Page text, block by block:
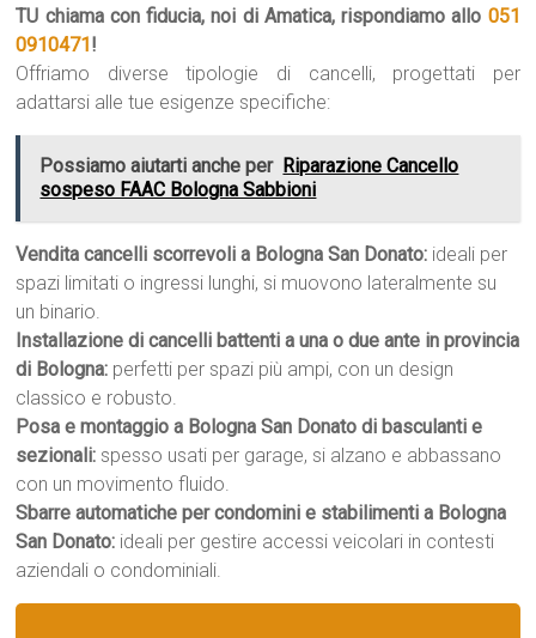
TU chiama con fiducia, noi di Amatica, rispondiamo allo 051
0910471!
Offriamo diverse tipologie di cancelli, progettati per
adattarsi alle tue esigenze specifiche:
Possiamo aiutarti anche per Riparazione Cancello
sospeso FAAC Bologna Sabbioni
Vendita cancelli scorrevoli a Bologna San Donato: ideali per
spazi limitati o ingressi lunghi, si muovono lateralmente su
un binario.
Installazione di cancelli battenti a una o due ante in provincia
di Bologna: perfetti per spazi più ampi, con un design
classico e robusto.
Posa e montaggio a Bologna San Donato di basculanti e
sezionali: spesso usati per garage, si alzano e abbassano
con un movimento fluido.
Sbarre automatiche per condomini e stabilimenti a Bologna
San Donato: ideali per gestire accessi veicolari in contesti
aziendali o condominiali.